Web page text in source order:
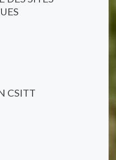
CSITT